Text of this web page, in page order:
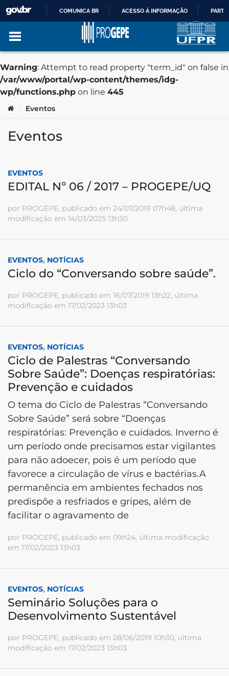
Warning: Attempt to read property "term_id" on false in
/var/www/portal/wp-content/themes/idg-
wp/functions.php on line 445
Ir para o conteúdo
IR
O
COMUNICA BR ACESSO À INFORMAÇÃO
portal
Você está aqui:
Eventos
Eventos
EVENTOS
EDITAL Nº 06 / 2017 – PROGEPE/UQ
por PROGEPE, publicado em 24/07/2019 07h48, última
modificação em 14/03/2025 13h30
EVENTOS, NOTÍCIAS
Ciclo do “Conversando sobre saúde”.
por PROGEPE, publicado em 16/07/2019 13h22, última
modificação em 17/02/2023 13h03
EVENTOS, NOTÍCIAS
Ciclo de Palestras “Conversando
Sobre Saúde”: Doenças respiratórias:
Prevenção e cuidados
O tema do Ciclo de Palestras “Conversando
Sobre Saúde” será sobre “Doenças
respiratórias: Prevenção e cuidados. Inverno é
um período onde precisamos estar vigilantes
para não adoecer, pois é um período que
favorece a circulação de vírus e bactérias.A
permanência em ambientes fechados nos
predispõe a resfriados e gripes, além de
facilitar o agravamento de
por PROGEPE, publicado em 09h24, última modificação
em 17/02/2023 13h03
EVENTOS, NOTÍCIAS
Seminário Soluções para o
Desenvolvimento Sustentável
por PROGEPE, publicado em 28/06/2019 10h30, última
modificação em 17/02/2023 13h03